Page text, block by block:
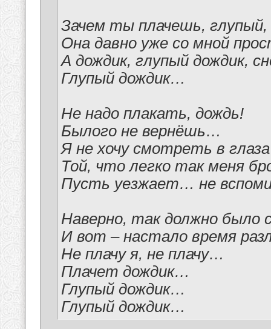
Зачем ты плачешь, глупый,
Она давно уже со мной
А дождик, глупый дождик,
Глупый дождик…
Не надо плакать, дождь!
Былого не вернёшь…
Я не хочу смотреть в
Той, что легко так меня
Пусть уезжает… не
Наверно, так должно было
И вот – настало время
Не плачу я, не плачу…
Плачет дождик…
Глупый дождик…
Глупый дождик…